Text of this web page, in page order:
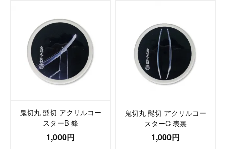
鬼切丸 髭切 アクリルコー
スターB 鋒
1,000円
鬼切丸 髭切 アクリルコー
スターC 表裏
1,000円